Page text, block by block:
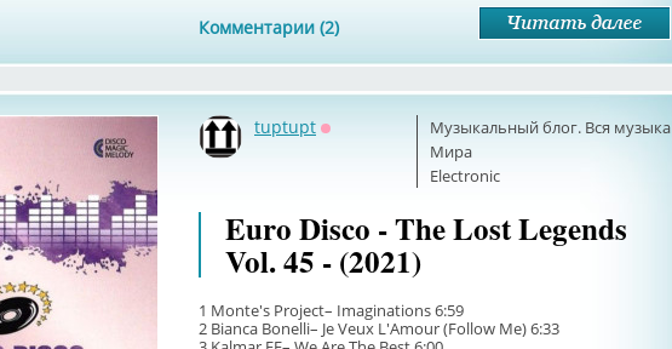
Комментарии (2)
Музыкальный блог. Вся музыка
Мира
Electronic
tuptupt
Euro Disco - The Lost Legends
Vol. 45 - (2021)
1 Monte's Project– Imaginations 6:59
2 Bianca Bonelli– Je Veux L'Amour (Follow Me) 6:33